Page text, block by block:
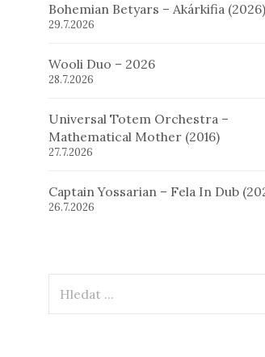
Bohemian Betyars – Akárkifia (2026)
29.7.2026
Wooli Duo – 2026
28.7.2026
Universal Totem Orchestra –
Mathematical Mother (2016)
27.7.2026
Captain Yossarian – Fela In Dub
26.7.2026